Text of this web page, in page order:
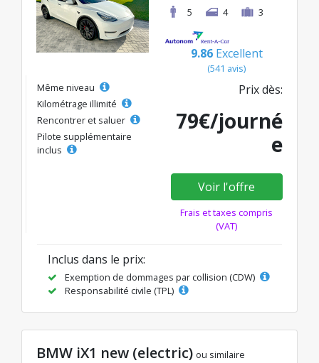
5
4 3
9.86 Excellent
(541 avis)
Même niveau
Kilométrage illimité
Rencontrer et saluer
Pilote supplémentaire
inclus
Prix dès:
79€/journé
e
Voir l'offre
Frais et taxes compris
(VAT)
Inclus dans le prix:
Exemption de dommages par collision (CDW)
Responsabilité civile (TPL)
BMW iX1 new (electric) ou similaire